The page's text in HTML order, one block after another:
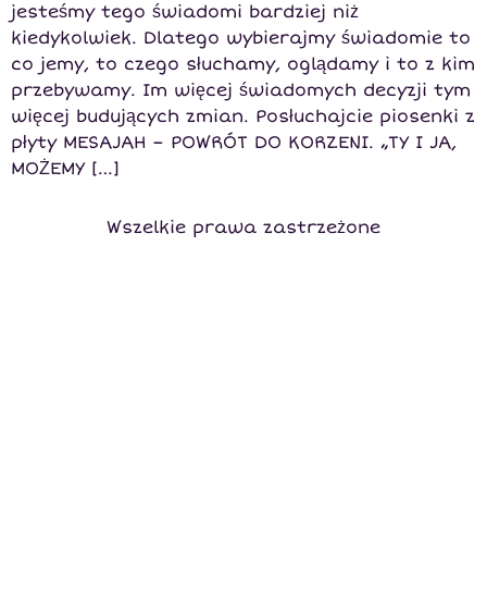
jesteśmy tego świadomi bardziej niż
kiedykolwiek. Dlatego wybierajmy świadomie to
co jemy, to czego słuchamy, oglądamy i to z kim
przebywamy. Im więcej świadomych decyzji tym
więcej budujących zmian. Posłuchajcie piosenki z
płyty MESAJAH – POWRÓT DO KORZENI. „TY I JA,
MOŻEMY […]
Wszelkie prawa zastrzeżone